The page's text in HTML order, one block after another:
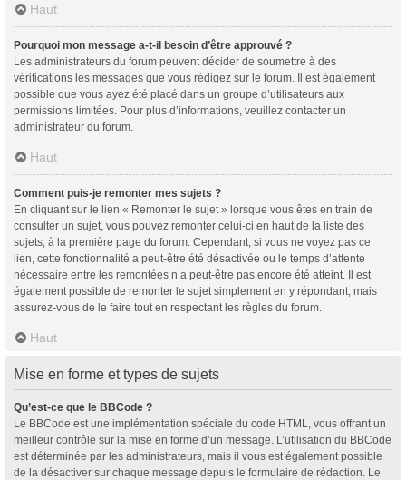
Haut
Pourquoi mon message a-t-il besoin d’être approuvé ?
Les administrateurs du forum peuvent décider de soumettre à des
vérifications les messages que vous rédigez sur le forum. Il est également
possible que vous ayez été placé dans un groupe d’utilisateurs aux
permissions limitées. Pour plus d’informations, veuillez contacter un
administrateur du forum.
Haut
Comment puis-je remonter mes sujets ?
En cliquant sur le lien « Remonter le sujet » lorsque vous êtes en train de
consulter un sujet, vous pouvez remonter celui-ci en haut de la liste des
sujets, à la première page du forum. Cependant, si vous ne voyez pas ce
lien, cette fonctionnalité a peut-être été désactivée ou le temps d’attente
nécessaire entre les remontées n’a peut-être pas encore été atteint. Il est
également possible de remonter le sujet simplement en y répondant, mais
assurez-vous de le faire tout en respectant les règles du forum.
Haut
Mise en forme et types de sujets
Qu’est-ce que le BBCode ?
Le BBCode est une implémentation spéciale du code HTML, vous offrant un
meilleur contrôle sur la mise en forme d’un message. L’utilisation du BBCode
est déterminée par les administrateurs, mais il vous est également possible
de la désactiver sur chaque message depuis le formulaire de rédaction. Le